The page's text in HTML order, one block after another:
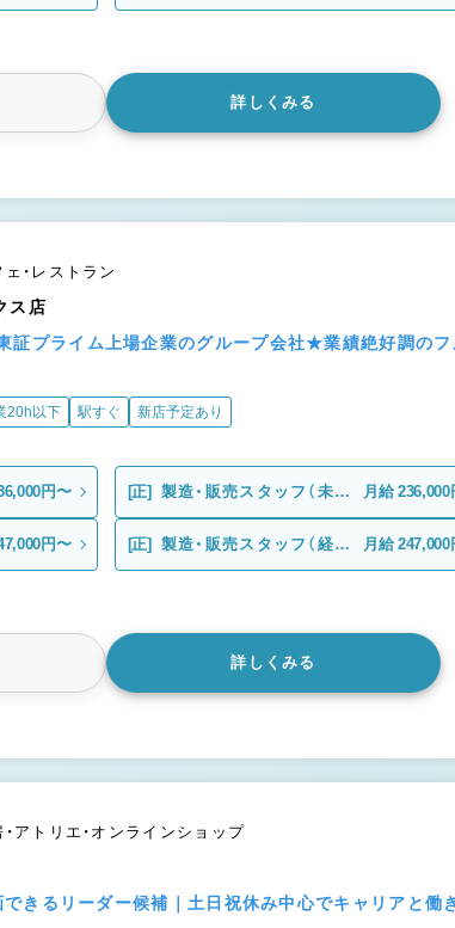
詳しくみる
・レストラン
ス店
証プライム上場企業のグループ会社★業績絶好調のフ
20h以下 駅すぐ 新店予定あり
円〜 [正]
製造・販売スタッフ（未経
験）
月給 236,000
円〜 [正]
製造・販売スタッフ（経験
者）
月給 247,000
詳しくみる
アトリエ・オンラインショップ
できるリーダー候補｜土日祝休み中心でキャリアと働